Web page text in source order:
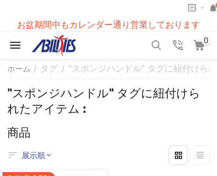
お盆期間中もカレンダー通り営業しております
0
ホーム / タグ / "スポンジハンドル" タグに紐付けら
"スポンジハンドル" タグに紐付けら
れたアイテム :
商品
展示順